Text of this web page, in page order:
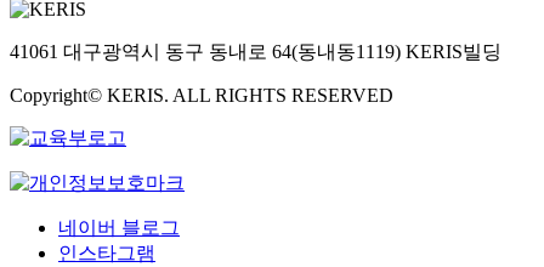
41061 대구광역시 동구 동내로 64(동내동1119) KERIS빌딩
Copyright© KERIS. ALL RIGHTS RESERVED
네이버 블로그
인스타그램